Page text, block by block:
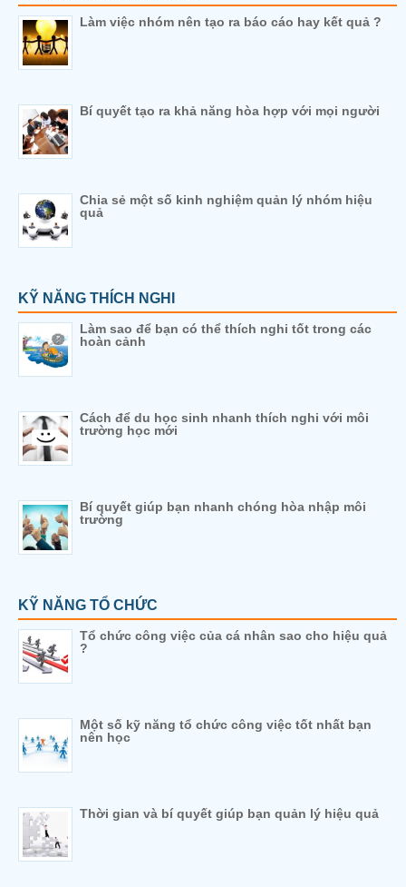
Làm việc nhóm nên tạo ra báo cáo hay kết quả ?
Bí quyết tạo ra khả năng hòa hợp với mọi người
Chia sẻ một số kinh nghiệm quản lý nhóm hiệu
quả
KỸ NĂNG THÍCH NGHI
Làm sao để bạn có thể thích nghi tốt trong các
hoàn cảnh
Cách để du học sinh nhanh thích nghi với môi
trường học mới
Bí quyết giúp bạn nhanh chóng hòa nhập môi
trường
KỸ NĂNG TỔ CHỨC
Tổ chức công việc của cá nhân sao cho hiệu quả
?
Một số kỹ năng tổ chức công việc tốt nhất bạn
nên học
Thời gian và bí quyết giúp bạn quản lý hiệu quả